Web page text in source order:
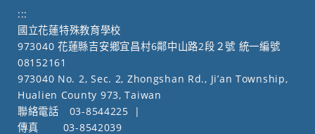
:::
國立花蓮特殊教育學校
973040 花蓮縣吉安鄉宜昌村6鄰中山路2段２號 統一編號
08152161
973040 No. 2, Sec. 2, Zhongshan Rd., Ji’an Township,
Hualien County 973, Taiwan
聯絡電話
03-8544225
|
傳真
03-8542039